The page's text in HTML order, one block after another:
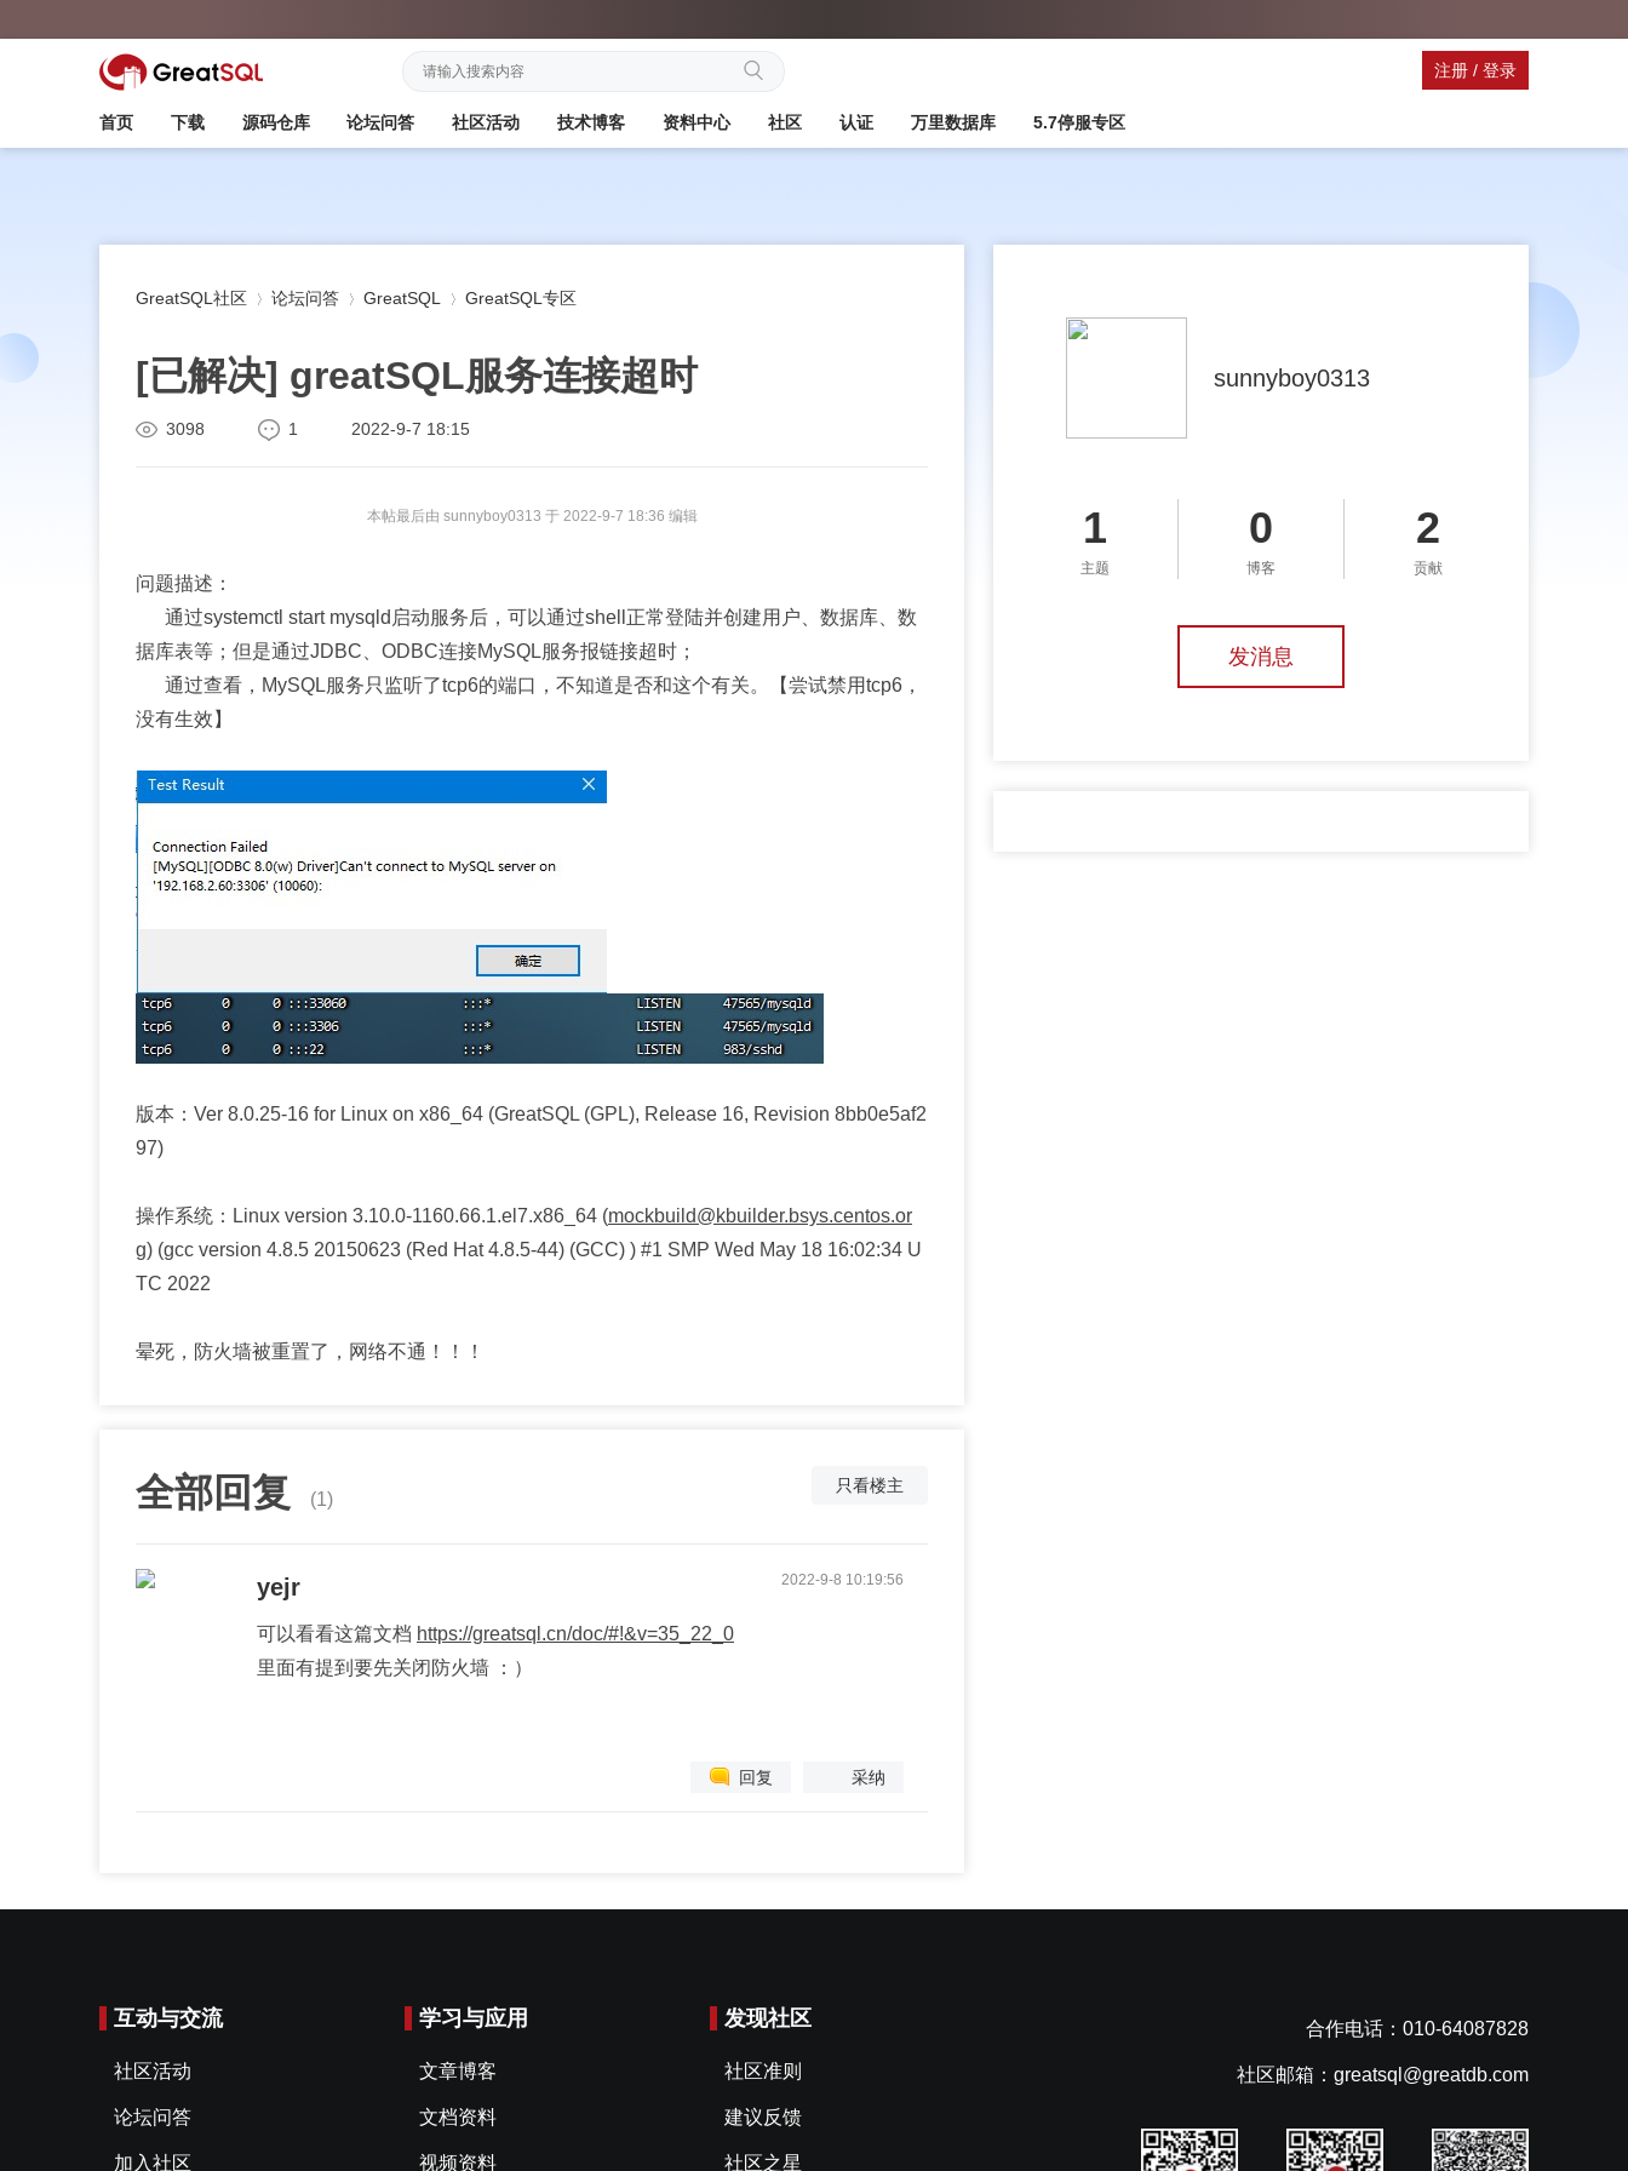
注册 / 登录
首页 下载 源码仓库 论坛问答 社区活动 技术博客 资料中心 社区 认证 万里数据库 5.7停服专区
GreatSQL社区 论坛问答 GreatSQL GreatSQL专区
[已解决] greatSQL服务连接超时
3098 1 2022-9-7 18:15
本帖最后由 sunnyboy0313 于 2022-9-7 18:36 编辑
问题描述：
通过systemctl start mysqld启动服务后，可以通过shell正常登陆并创建用户、数据库、数
据库表等；但是通过JDBC、ODBC连接MySQL服务报链接超时；
通过查看，MySQL服务只监听了tcp6的端口，不知道是否和这个有关。【尝试禁用tcp6，
没有生效】
版本：Ver 8.0.25-16 for Linux on x86_64 (GreatSQL (GPL), Release 16, Revision 8bb0e5af2
97)
操作系统：Linux version 3.10.0-1160.66.1.el7.x86_64 (mockbuild@kbuilder.bsys.centos.or
g) (gcc version 4.8.5 20150623 (Red Hat 4.8.5-44) (GCC) ) #1 SMP Wed May 18 16:02:34 U
TC 2022
晕死，防火墙被重置了，网络不通！！！
全部回复 (1)
只看楼主
yejr 2022-9-8 10:19:56
可以看看这篇文档 https://greatsql.cn/doc/#!&v=35_22_0
里面有提到要先关闭防火墙 ：）
回复 采纳
sunnyboy0313
1
主题
0
博客
2
贡献
发消息
互动与交流
社区活动
论坛问答
加入社区
学习与应用
文章博客
文档资料
视频资料
发现社区
社区准则
建议反馈
社区之星
合作电话：010-64087828
社区邮箱：greatsql@greatdb.com